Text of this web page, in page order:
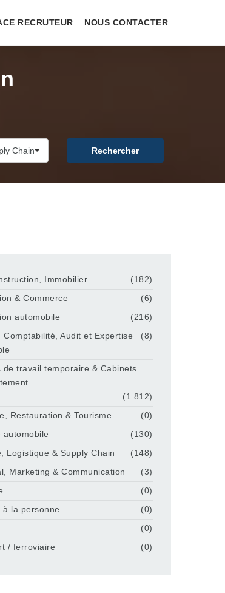
RECRUTEUR NOUS CONTACTER
Chain Rechercher
Immobilier
(182)
& Commerce
(6)
automobile
(216)
Comptabilité, Audit et Expertise
(8)
de travail temporaire & Cabinets
(1 812)
Restauration & Tourisme
(0)
automobile
(130)
Logistique & Supply Chain
(148)
Marketing & Communication
(3)
(0)
à la personne
(0)
(0)
/ ferroviaire
(0)